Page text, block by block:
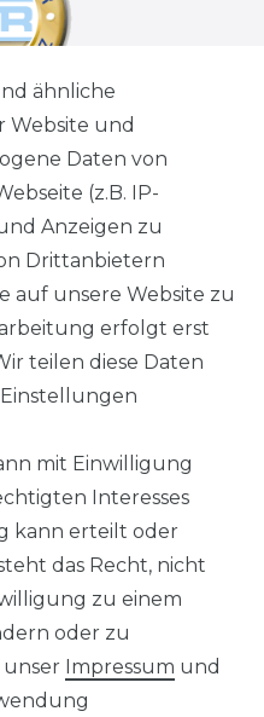
ähnliche
Website und
Daten von
(z.B. IP-
Anzeigen zu
Drittanbietern
auf unsere Website zu
erfolgt erst
teilen diese Daten
mit Einwilligung
Interesses
kann erteilt oder
das Recht, nicht
zu einem
oder zu
unser Impressum und